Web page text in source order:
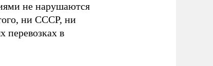
не нарушаются
ни СССР, ни
перевозках в